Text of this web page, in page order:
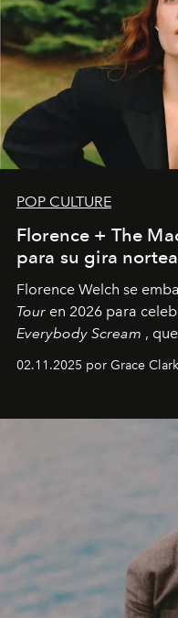
POP CULTURE
Florence + The
para su gira
Florence Welch se
Tour en 2026 para
Everybody Scream ,
fechas en
02.11.2025 por Grace